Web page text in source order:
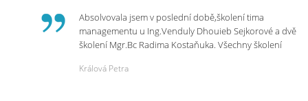
potřebná školení,která Realitní Akademie umožňuje.
Absolvovala jsem v poslední době,školení tima
managementu u Ing.Venduly Dhouieb Sejkorové a dvě
školení Mgr.Bc Radima Kostaňuka. Všechny školení
práci a na život.
Králová Petra